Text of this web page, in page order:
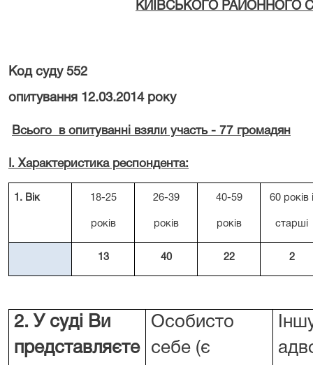
КИЇВСЬКОГО РАЙОННОГО
Код суду
опитування 12.03.2014 року
Всього в опитуванні взяли участь - 77 громадян
І. Характеристика респондента:
1. Вік 18-25
років
26-39
років
40-59
років
60 років і
старші
13 40 22 2
2. У суді Ви
представляєте
Особисто
себе (є